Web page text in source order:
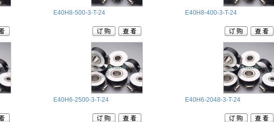
E40H8-500-3-T-24 E40H8-400-3-T-24
E40H6-2500-3-T-24 E40H6-2048-3-T-24